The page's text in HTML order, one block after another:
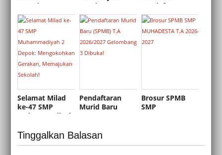
Penerimaan
Murid Baru
(SPMB)
Muhadesta TA
2026/2027 Masih
Dibuka!
Beasiswa SPMB
SMP
Muhammadiyah
2 Depok T.A
2026/2027
Pendaftaran
Murid Baru
(SPMB) T.A
2026/2027
Selamat Milad
ke-47 SMP
Muhammadiyah
Mengokohkan
Gerakan,
Pendaftaran
Murid Baru
Gelombang 3
Brosur SPMB
SMP
Tinggalkan Balasan